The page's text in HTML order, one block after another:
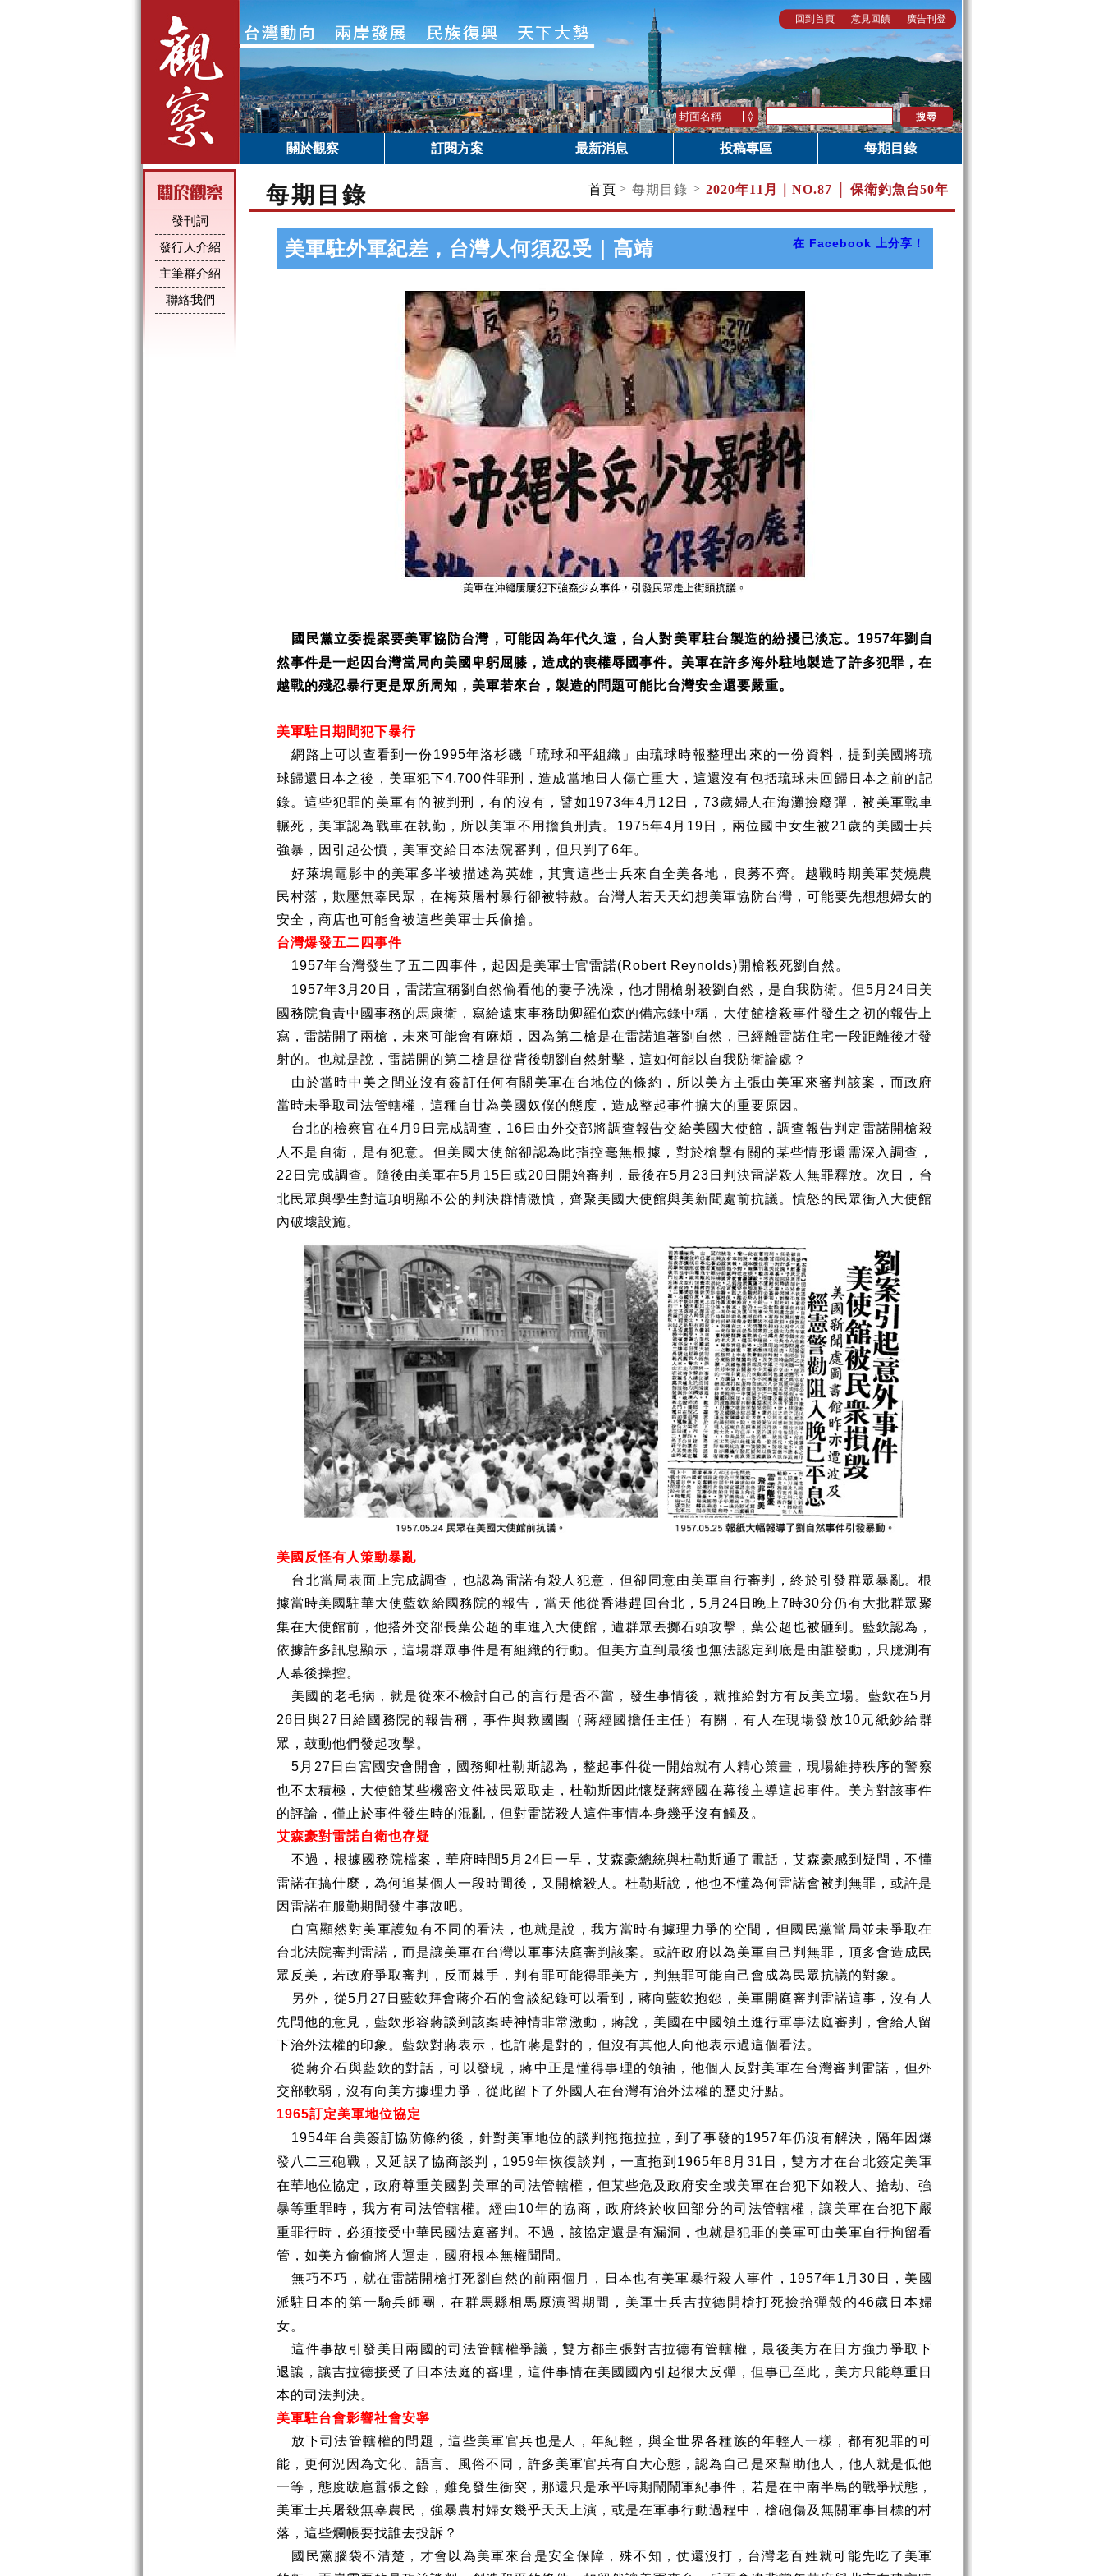
回到首頁 意見回饋 廣告刊登
關於觀察 訂閱方案 最新消息 投稿專區 每期目錄
發刊詞
發行人介紹
主筆群介紹
聯絡我們
每期目錄 首頁 > 每期目錄 > 2020年11月｜ NO.87 │ 保衛釣魚台50年
美軍駐外軍紀差，台灣人何須忍受｜高靖 在 Facebook 上分享！
國民黨立委提案要美軍協防台灣，可能因為年代久遠，台人對美軍駐台製造的紛擾已淡忘。 1957年劉自
然事件是一起因台灣當局向美國卑躬屈膝，造成的喪權辱國事件。美軍在許多海外駐地製造了許多犯罪，在
越戰的殘忍暴行更是眾所周知，美軍若來台，製造的問題可能比台灣安全還要嚴重。
美軍駐日期間犯下暴行
網路上可以查看到一份1995年洛杉磯「琉球和平組織」由琉球時報整理出來的一份資料，提到美國將琉
球歸還日本之後，美軍犯下4,700件罪刑，造成當地日人傷亡重大，這還沒有包括琉球未回歸日本之前的記
錄。這些犯罪的美軍有的被判刑，有的沒有，譬如1973年4月 12 日，73歲婦人在海灘撿廢彈，被美軍戰車
輾死，美軍認為戰車在執勤，所以美軍不用擔負刑責。
1975年4月 19日，兩位國中女生被 21歲的美國士兵
強暴，因引起公憤，美軍交給日本法院審判，但只判了6年。
好萊塢電影中的美軍多半被描述為英雄，其實這些士兵來自全美各地，良莠不齊。越戰時期美軍焚燒農
民村落，欺壓無辜民眾，在梅萊屠村暴行卻被特赦。台灣人若天天幻想美軍協防台灣，可能要先想想婦女的
安全，商店也可能會被這些美軍士兵偷搶。
台灣爆發五二四事件
1957年台灣發生了五二四事件，起因是美軍士官雷諾(Robert Reynolds)開槍殺死劉自然。
1957年3月20 日，雷諾宣稱劉自然偷看他的妻子洗澡，他才開槍射殺劉自然，是自我防衛。但5月24 日美
國務院負責中國事務的馬康衛，寫給遠東事務助卿羅伯森的備忘錄中稱，大使館槍殺事件發生之初的報告上
寫，雷諾開了兩槍，未來可能會有麻煩，因為第二槍是在雷諾追著劉自然，已經離雷諾住宅一段距離後才發
射的。也就是說，雷諾開的第二槍是從背後朝劉自然射擊，這如何能以自我防衛論處？
由於當時中美之間並沒有簽訂任何有關美軍在台地位的條約，所以美方主張由美軍來審判該案，而政府
當時未爭取司法管轄權，這種自甘為美國奴僕的態度，造成整起事件擴大的重要原因。
台北的檢察官在4月9 日完成調查， 16日由外交部將調查報告交給美國大使館，調查報告判定雷諾開槍殺
人不是自衛，是有犯意。但美國大使館卻認為此指控毫無根據，對於槍擊有關的某些情形還需深入調查，
22 日完成調查。隨後由美軍在5月 15日或20日開始審判，最後在5月 23日判決雷諾殺人無罪釋放。次日，台
北民眾與學生對這項明顯不公的判決群情激憤，齊聚美國大使館與美新聞處前抗議。憤怒的民眾衝入大使館
內破壞設施。
美國反怪有人策動暴亂
台北當局表面上完成調查，也認為雷諾有殺人犯意，但卻同意由美軍自行審判，終於引發群眾暴亂。根
據當時美國駐華大使藍欽給國務院的報告，當天他從香港趕回台北，5 月 24日晚上7時30分仍有大批群眾聚
集在大使館前，他搭外交部長葉公超的車進入大使館，遭群眾丟擲石頭攻擊，葉公超也被砸到。藍欽認為，
依據許多訊息顯示，這場群眾事件是有組織的行動。但美方直到最後也無法認定到底是由誰發動，只臆測有
人幕後操控。
美國的老毛病，就是從來不檢討自己的言行是否不當，發生事情後，就推給對方有反美立場。藍欽在5 月
26日與27 日給國務院的報告稱，事件與救國團（蔣經國擔任主任）有關，有人在現場發放10元紙鈔給群
眾，鼓動他們發起攻擊。
5月 27日白宮國安會開會，國務卿杜勒斯認為，整起事件從一開始就有人精心策畫，現場維持秩序的警察
也不太積極，大使館某些機密文件被民眾取走，杜勒斯因此懷疑蔣經國在幕後主導這起事件。美方對該事件
的評論，僅止於事件發生時的混亂，但對雷諾殺人這件事情本身幾乎沒有觸及。
艾森豪對雷諾自衛也存疑
不過，根據國務院檔案，華府時間5月 24日一早，艾森豪總統與杜勒斯通了電話，艾森豪感到疑問，不懂
雷諾在搞什麼，為何追某個人一段時間後，又開槍殺人。杜勒斯說，他也不懂為何雷諾會被判無罪，或許是
因雷諾在服勤期間發生事故吧。
白宮顯然對美軍護短有不同的看法，也就是說，我方當時有據理力爭的空間，但國民黨當局並未爭取在
台北法院審判雷諾，而是讓美軍在台灣以軍事法庭審判該案。或許政府以為美軍自己判無罪，頂多會造成民
眾反美，若政府爭取審判，反而棘手，判有罪可能得罪美方，判無罪可能自己會成為民眾抗議的對象。
另外，從5月 27日藍欽拜會蔣介石的會談紀錄可以看到，蔣向藍欽抱怨，美軍開庭審判雷諾這事，沒有人
先問他的意見，藍欽形容蔣談到該案時神情非常激動，蔣說，美國在中國領土進行軍事法庭審判，會給人留
下治外法權的印象。藍欽對蔣表示，也許蔣是對的，但沒有其他人向他表示過這個看法。
從蔣介石與藍欽的對話，可以發現，蔣中正是懂得事理的領袖，他個人反對美軍在台灣審判雷諾，但外
交部軟弱，沒有向美方據理力爭，從此留下了外國人在台灣有治外法權的歷史汙點。
1965訂定美軍地位協定
1954年台美簽訂協防條約後，針對美軍地位的談判拖拖拉拉，到了事發的1957年仍沒有解決，隔年因爆
發八二三砲戰，又延誤了協商談判， 1959年恢復談判，一直拖到1965年8月 31 日，雙方才在台北簽定美軍
在華地位協定，政府尊重美國對美軍的司法管轄權，但某些危及政府安全或美軍在台犯下如殺人、搶劫、強
暴等重罪時，我方有司法管轄權。經由10年的協商，政府終於收回部分的司法管轄權，讓美軍在台犯下嚴
重罪行時，必須接受中華民國法庭審判。不過，該協定還是有漏洞，也就是犯罪的美軍可由美軍自行拘留看
管，如美方偷偷將人運走，國府根本無權聞問。
無巧不巧，就在雷諾開槍打死劉自然的前兩個月，日本也有美軍暴行殺人事件， 1957年1 月30 日，美國
派駐日本的第一騎兵師團，在群馬縣相馬原演習期間，美軍士兵吉拉德開槍打死撿拾彈殼的46歲日本婦
女。
這件事故引發美日兩國的司法管轄權爭議，雙方都主張對吉拉德有管轄權，最後美方在日方強力爭取下
退讓，讓吉拉德接受了日本法庭的審理，這件事情在美國國內引起很大反彈，但事已至此，美方只能尊重日
本的司法判決。
美軍駐台會影響社會安寧
放下司法管轄權的問題，這些美軍官兵也是人，年紀輕，與全世界各種族的年輕人一樣，都有犯罪的可
能，更何況因為文化、語言、風俗不同，許多美軍官兵有自大心態，認為自己是來幫助他人，他人就是低他
一等，態度跋扈囂張之餘，難免發生衝突，那還只是承平時期鬧鬧軍紀事件，若是在中南半島的戰爭狀態，
美軍士兵屠殺無辜農民，強暴農村婦女幾乎天天上演，或是在軍事行動過程中，槍砲傷及無關軍事目標的村
落，這些爛帳要找誰去投訴？
國民黨腦袋不清楚，才會以為美軍來台是安全保障，殊不知，仗還沒打，台灣老百姓就可能先吃了美軍